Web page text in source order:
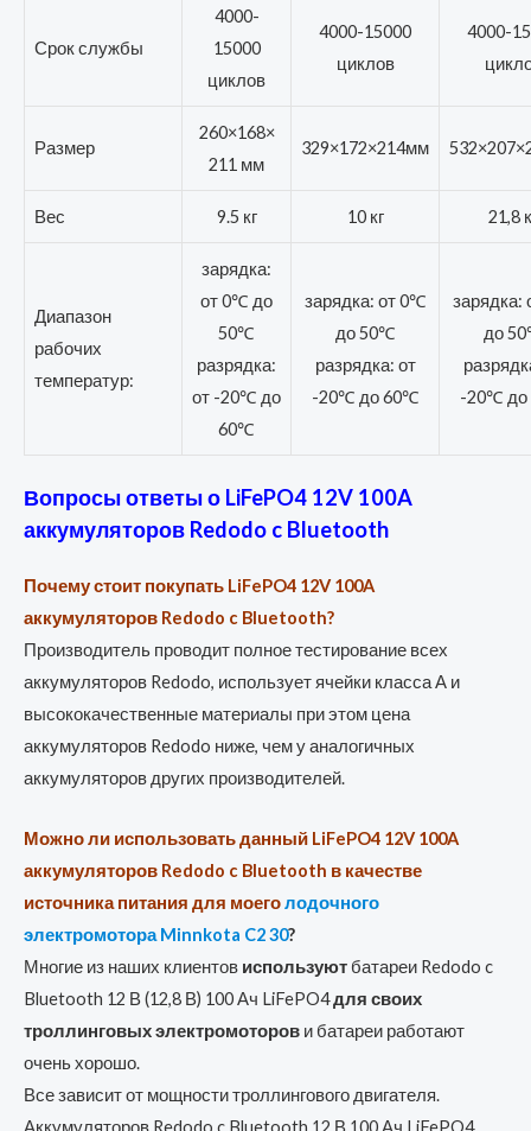
Срок службы
4000-
15000
циклов
4000-15000
циклов
4000-
Размер
260×168×
211 мм
329×172×214мм
Вес 9.5 кг 10 кг 21,8
Диапазон
рабочих
температур:
зарядка:
от 0℃ до
50℃
разрядка:
от -20℃ до
60℃
зарядка: от 0℃
до 50℃
разрядка: от
-20℃ до 60℃
зарядка:
до
-20℃
Вопросы ответы о LiFePO4 12V 100A
аккумуляторов Redodo c Bluetooth
Почему стоит покупать LiFePO4 12V 100A
аккумуляторов Redodo c Bluetooth?
Производитель проводит полное тестирование всех
аккумуляторов Redodo, использует ячейки класса А и
высококачественные материалы при этом цена
аккумуляторов Redodo ниже, чем у аналогичных
аккумуляторов других производителей.
Можно ли использовать данный LiFePO4 12V 100A
аккумуляторов Redodo c Bluetooth в качестве
источника питания для моеголодочного
электромотора Minnkota C2 30?
Многие из наших клиентов используют батареи Redodo c
Bluetooth 12 В (12,8 В) 100 Ач LiFePO4для своих
троллинговых электромоторов и батареи работают
очень хорошо.
Все зависит от мощности троллингового двигателя.
Аккумуляторов Redodo c Bluetooth 12 В 100 Ач LiFePO4